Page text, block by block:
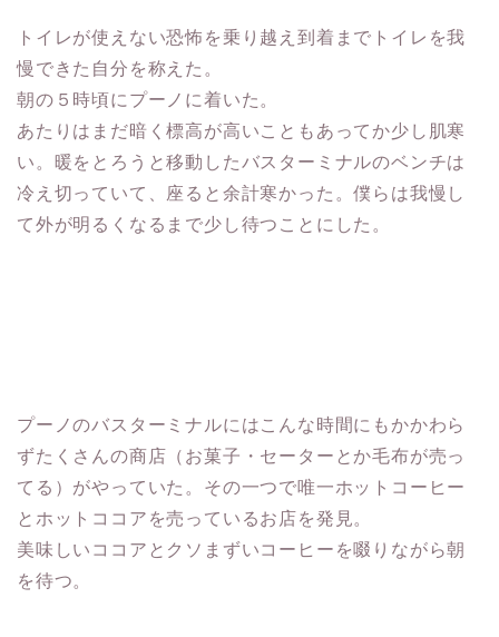
トイレが使えない恐怖を乗り越え到着までトイレを我
慢できた自分を称えた。
朝の５時頃にプーノに着いた。
あたりはまだ暗く標高が高いこともあってか少し肌寒
い。暖をとろうと移動したバスターミナルのベンチは
冷え切っていて、座ると余計寒かった。僕らは我慢し
て外が明るくなるまで少し待つことにした。
プーノのバスターミナルにはこんな時間にもかかわら
ずたくさんの商店（お菓子・セーターとか毛布が売っ
てる）がやっていた。その一つで唯一ホットコーヒー
とホットココアを売っているお店を発見。
美味しいココアとクソまずいコーヒーを啜りながら朝
を待つ。